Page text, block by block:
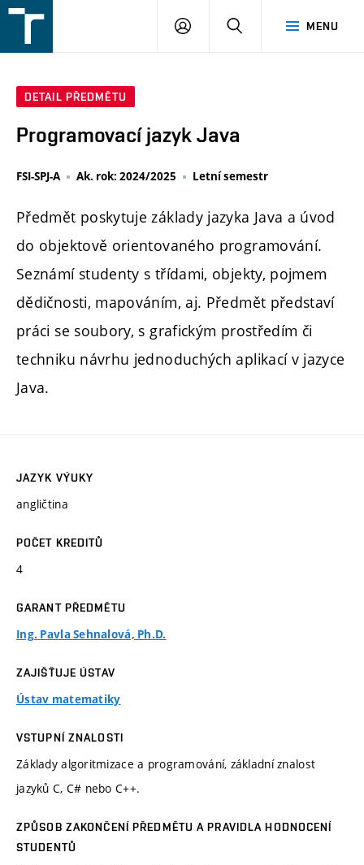
v
MENU
PŘIHLÁŠENÍ
DETAIL PŘEDMĚTU
Programovací jazyk Java
FSI-SPJ-A Ak. rok: 2024/2025 Letní semestr
Předmět poskytuje základy jazyka Java a úvod
do objektově orientovaného programování.
Seznámí studenty s třídami, objekty, pojmem
dědičnosti, mapováním, aj. Předmět představí
práci se soubory, s grafickým prostředím či
techniku návrhu jednoduchých aplikací v jazyce
Java.
JAZYK VÝUKY
angličtina
POČET KREDITŮ
4
GARANT PŘEDMĚTU
Ing. Pavla Sehnalová, Ph.D.
ZAJIŠŤUJE ÚSTAV
Ústav matematiky
VSTUPNÍ ZNALOSTI
Základy algoritmizace a programování, základní znalost
jazyků C, C# nebo C++.
ZPŮSOB ZAKONČENÍ PŘEDMĚTU A PRAVIDLA HODNOCENÍ
STUDENTŮ